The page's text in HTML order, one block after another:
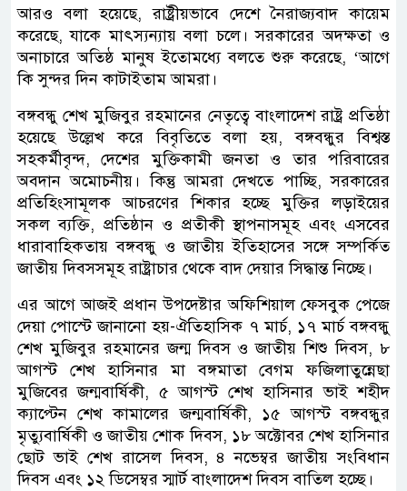
আরও বলা হয়েছে, রাষ্ট্রীয়ভাবে দেশে নৈরাজ্যবাদ কায়েম
করেছে, যাকে মাৎস্যন্যায় বলা চলে। সরকারের অদক্ষতা ও
অনাচারে অতিষ্ঠ মানুষ ইতোমধ্যে বলতে শুরু করেছে, ‘আগে
কি সুন্দর দিন কাটাইতাম আমরা।
বঙ্গবন্ধু শেখ মুজিবুর রহমানের নেতৃত্বে বাংলাদেশ রাষ্ট্র প্রতিষ্ঠা
হয়েছে উল্লেখ করে বিবৃতিতে বলা হয়, বঙ্গবন্ধুর বিশ্বস্ত
সহকর্মীবৃন্দ, দেশের মুক্তিকামী জনতা ও তার পরিবারের
অবদান অমোচনীয়। কিন্তু আমরা দেখতে পাচ্ছি, সরকারের
প্রতিহিংসামূলক আচরণের শিকার হচ্ছে মুক্তির লড়াইয়ের
সকল ব্যক্তি, প্রতিষ্ঠান ও প্রতীকী স্থাপনাসমূহ এবং এসবের
ধারাবাহিকতায় বঙ্গবন্ধু ও জাতীয় ইতিহাসের সঙ্গে সম্পর্কিত
জাতীয় দিবসসমূহ রাষ্ট্রাচার থেকে বাদ দেয়ার সিদ্ধান্ত নিচ্ছে।
এর আগে আজই প্রধান উপদেষ্টার অফিশিয়াল ফেসবুক পেজে
দেয়া পোস্টে জানানো হয়-ঐতিহাসিক ৭ মার্চ, ১৭ মার্চ বঙ্গবন্ধু
শেখ মুজিবুর রহমানের জন্ম দিবস ও জাতীয় শিশু দিবস, ৮
আগস্ট শেখ হাসিনার মা বঙ্গমাতা বেগম ফজিলাতুন্নেছা
মুজিবের জন্মবার্ষিকী, ৫ আগস্ট শেখ হাসিনার ভাই শহীদ
ক্যাপ্টেন শেখ কামালের জন্মবার্ষিকী, ১৫ আগস্ট বঙ্গবন্ধুর
মৃত্যুবার্ষিকী ও জাতীয় শোক দিবস, ১৮ অক্টোবর শেখ হাসিনার
ছোট ভাই শেখ রাসেল দিবস, ৪ নভেম্বর জাতীয় সংবিধান
দিবস এবং ১২ ডিসেম্বর স্মার্ট বাংলাদেশ দিবস বাতিল হচ্ছে।